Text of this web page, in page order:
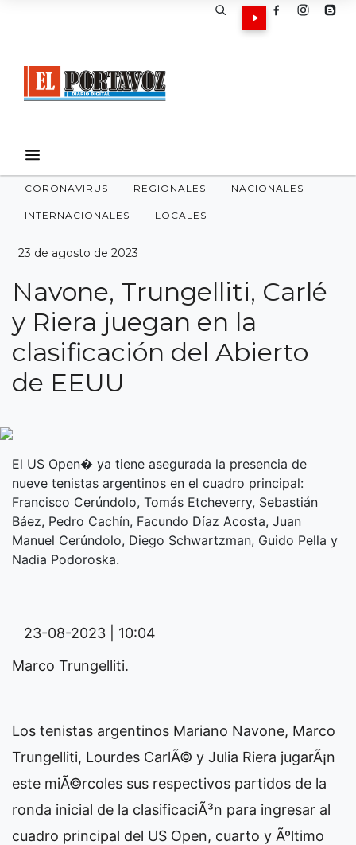
CORONAVIRUS REGIONALES NACIONALES
INTERNACIONALES LOCALES
23 de agosto de 2023
Navone, Trungelliti, Carlé
y Riera juegan en la
clasificación del Abierto
de EEUU
El US Open� ya tiene asegurada la presencia de
nueve tenistas argentinos en el cuadro principal:
Francisco Cerúndolo, Tomás Etcheverry, Sebastián
Báez, Pedro Cachín, Facundo Díaz Acosta, Juan
Manuel Cerúndolo, Diego Schwartzman, Guido Pella y
Nadia Podoroska.
23-08-2023 | 10:04
Marco Trungelliti.
Los tenistas argentinos Mariano Navone, Marco
Trungelliti, Lourdes CarlÃ© y Julia Riera jugarÃ¡n
este miÃ©rcoles sus respectivos partidos de la
ronda inicial de la clasificaciÃ³n para ingresar al
cuadro principal del US Open, cuarto y Ãºltimo